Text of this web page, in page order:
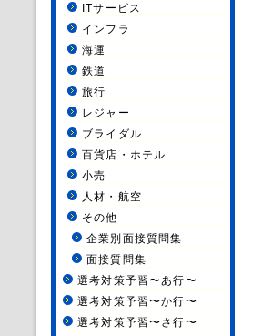
ITサービス
インフラ
海運
鉄道
旅行
レジャー
ブライダル
百貨店・ホテル
小売
人材・航空
その他
企業別面接質問集
面接質問集
選考対策予習〜あ行〜
選考対策予習〜か行〜
選考対策予習〜さ行〜